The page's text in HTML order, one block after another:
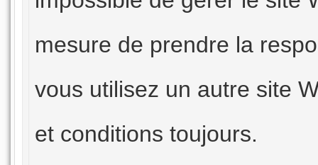
mesure de prendre la
vous utilisez un autre site
et conditions toujours.